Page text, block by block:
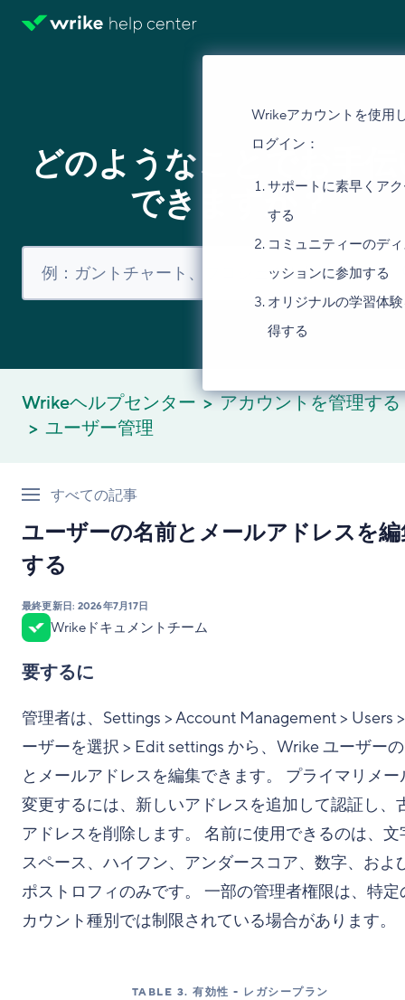
Wrikeアカウントを使用
ログイン：
サポートに素早くア
する
コミュニティーのデ
ッションに参加する
オリジナルの学習体
得する
どのようなことでお手
できますか？
Wrikeヘルプセンター
アカウントを管理する
ユーザー管理
すべての記事
ユーザーの名前とメールアドレスを
する
最終更新日: 2026年7月17日
Wrikeドキュメントチーム
要するに
管理者は、Settings > Account Management > Users
ーザーを選択 > Edit settings から、Wrike ユーザー
とメールアドレスを編集できます。 プライマリメー
変更するには、新しいアドレスを追加して認証し、
アドレスを削除します。 名前に使用できるのは、文
スペース、ハイフン、アンダースコア、数字、およ
ポストロフィのみです。 一部の管理者権限は、特定
カウント種別では制限されている場合があります。
TABLE 3. 有効性 - レガシープラン